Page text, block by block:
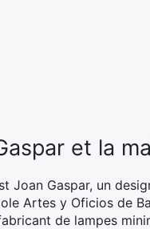
et la
Joan Gaspar, un
Artes y Oficios de
de lampes